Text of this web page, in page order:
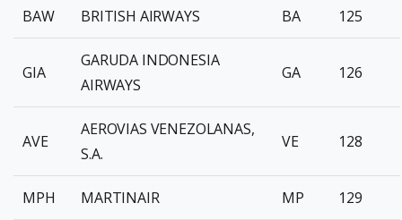
BAW BRITISH AIRWAYS BA 125
GIA
GARUDA INDONESIA
AIRWAYS
GA 126
AVE
AEROVIAS VENEZOLANAS,
S.A.
VE 128
MPH MARTINAIR MP 129